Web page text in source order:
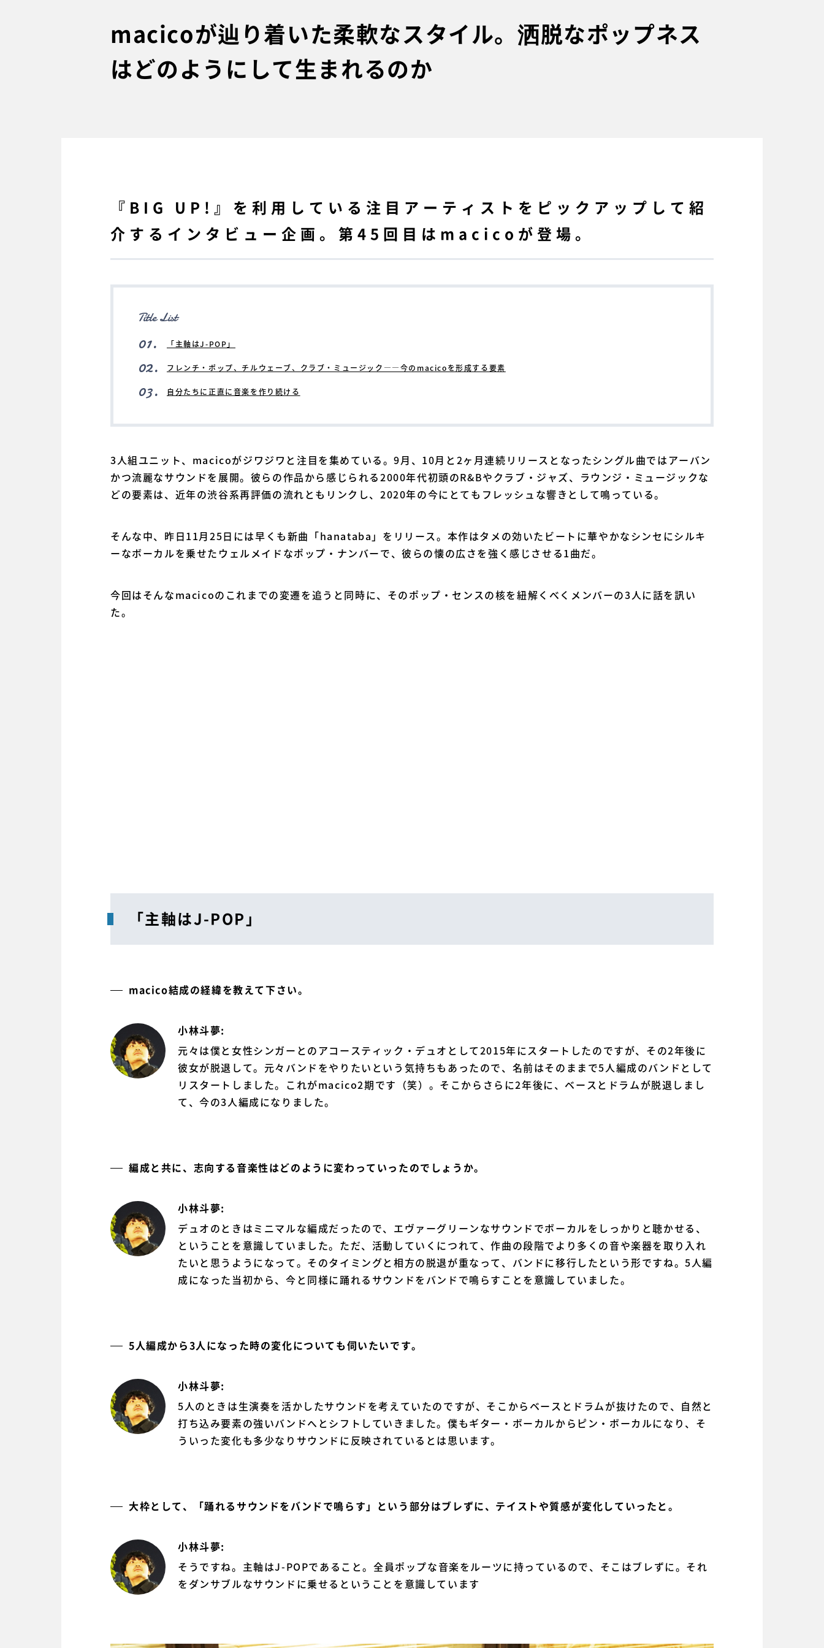
macicoが辿り着いた柔軟なスタイル。洒脱なポップネス
はどのようにして生まれるのか
『BIG UP!』を利用している注目アーティストをピックアップして紹
介するインタビュー企画。第45回目はmacicoが登場。
Title List
01. 「主軸はJ-POP」
02. フレンチ・ポップ、チルウェーブ、クラブ・ミュージック――今のmacicoを形成する要素
03. 自分たちに正直に音楽を作り続ける
3人組ユニット、macicoがジワジワと注目を集めている。9月、10月と2ヶ月連続リリースとなったシングル曲ではアーバン
かつ流麗なサウンドを展開。彼らの作品から感じられる2000年代初頭のR&Bやクラブ・ジャズ、ラウンジ・ミュージックな
どの要素は、近年の渋谷系再評価の流れともリンクし、2020年の今にとてもフレッシュな響きとして鳴っている。
そんな中、昨日11月25日には早くも新曲「hanataba」をリリース。本作はタメの効いたビートに華やかなシンセにシルキ
ーなボーカルを乗せたウェルメイドなポップ・ナンバーで、彼らの懐の広さを強く感じさせる1曲だ。
今回はそんなmacicoのこれまでの変遷を追うと同時に、そのポップ・センスの核を紐解くべくメンバーの3人に話を訊い
た。
「主軸はJ-POP」
macico結成の経緯を教えて下さい。
小林斗夢:
元々は僕と女性シンガーとのアコースティック・デュオとして2015年にスタートしたのですが、その2年後に
彼女が脱退して。元々バンドをやりたいという気持ちもあったので、名前はそのままで5人編成のバンドとして
リスタートしました。これがmacico2期です（笑）。そこからさらに2年後に、ベースとドラムが脱退しまし
て、今の3人編成になりました。
編成と共に、志向する音楽性はどのように変わっていったのでしょうか。
小林斗夢:
デュオのときはミニマルな編成だったので、エヴァーグリーンなサウンドでボーカルをしっかりと聴かせる、
ということを意識していました。ただ、活動していくにつれて、作曲の段階でより多くの音や楽器を取り入れ
たいと思うようになって。そのタイミングと相方の脱退が重なって、バンドに移行したという形ですね。5人編
成になった当初から、今と同様に踊れるサウンドをバンドで鳴らすことを意識していました。
5人編成から3人になった時の変化についても伺いたいです。
小林斗夢:
5人のときは生演奏を活かしたサウンドを考えていたのですが、そこからベースとドラムが抜けたので、自然と
打ち込み要素の強いバンドへとシフトしていきました。僕もギター・ボーカルからピン・ボーカルになり、そ
ういった変化も多少なりサウンドに反映されているとは思います。
大枠として、「踊れるサウンドをバンドで鳴らす」という部分はブレずに、テイストや質感が変化していったと。
小林斗夢:
そうですね。主軸はJ-POPであること。全員ポップな音楽をルーツに持っているので、そこはブレずに。それ
をダンサブルなサウンドに乗せるということを意識しています